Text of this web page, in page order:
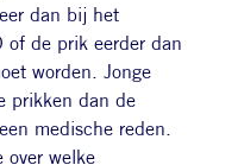
dan bij het
of de prik eerder dan
worden. Jonge
prikken dan de
medische reden.
over welke